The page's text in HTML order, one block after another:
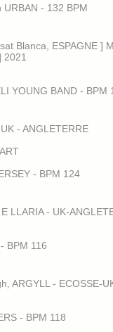
- 132 BPM
Blanca, ESPAGNE ]
2021
YOUNG BAND - BPM
- ANGLETERRE
- BPM 124
LLARIA - UK-
BPM 116
ARGYLL - ECOSSE-
- BPM 118